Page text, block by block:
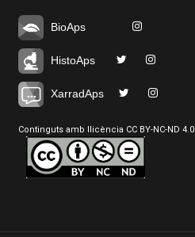
BioAps
HistoAps
XarradAps
Continguts amb llicència CC BY-NC-ND 4.0